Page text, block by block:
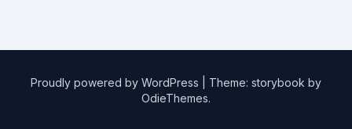
Proudly powered by WordPress
Theme: storybook by
OdieThemes.